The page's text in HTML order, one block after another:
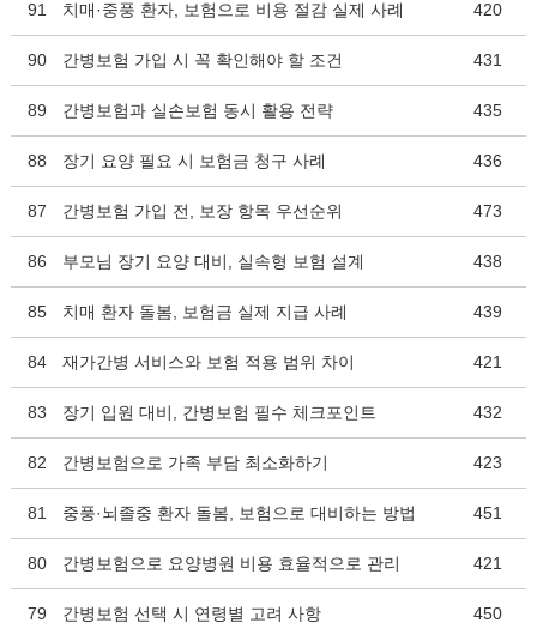
91 치매·중풍 환자, 보험으로 비용 절감 실제 사례 420
90 간병보험 가입 시 꼭 확인해야 할 조건 431
89 간병보험과 실손보험 동시 활용 전략 435
88 장기 요양 필요 시 보험금 청구 사례 436
87 간병보험 가입 전, 보장 항목 우선순위 473
86 부모님 장기 요양 대비, 실속형 보험 설계 438
85 치매 환자 돌봄, 보험금 실제 지급 사례 439
84 재가간병 서비스와 보험 적용 범위 차이 421
83 장기 입원 대비, 간병보험 필수 체크포인트 432
82 간병보험으로 가족 부담 최소화하기 423
81 중풍·뇌졸중 환자 돌봄, 보험으로 대비하는 방법 451
80 간병보험으로 요양병원 비용 효율적으로 관리 421
79 간병보험 선택 시 연령별 고려 사항 450